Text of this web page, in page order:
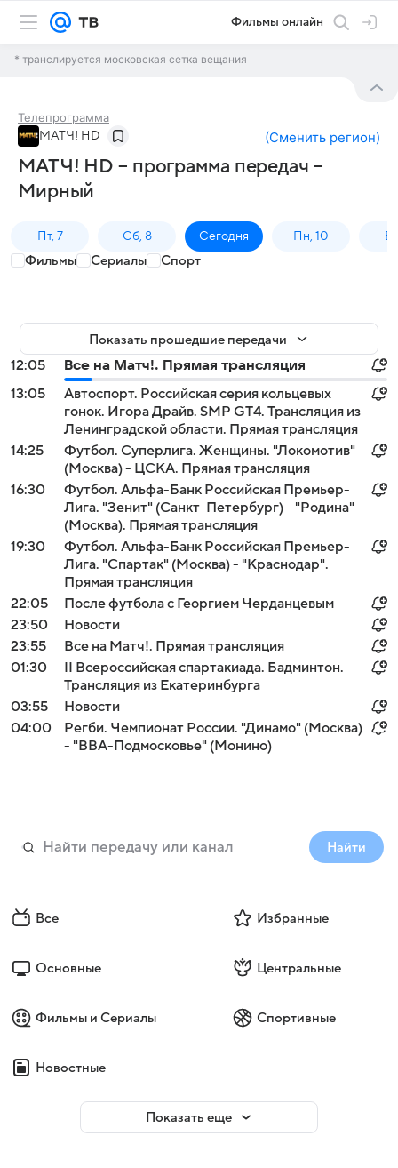
Фильмы онлайн
* транслируется московская сетка вещания
Телепрограмма
МАТЧ! HD (Сменить регион)
МАТЧ! HD – программа передач –
Мирный
Пт, 7 Сб, 8 Сегодня Пн, 10
Фильмы Сериалы Спорт
Показать прошедшие передачи
12:05
Все на Матч!. Прямая трансляция
13:05
Автоспорт. Российская серия кольцевых
гонок. Игора Драйв. SMP GT4. Трансляция из
Ленинградской области. Прямая трансляция
14:25
Футбол. Суперлига. Женщины. "Локомотив"
(Москва) - ЦСКА. Прямая трансляция
16:30
Футбол. Альфа-Банк Российская Премьер-
Лига. "Зенит" (Санкт-Петербург) - "Родина"
(Москва). Прямая трансляция
19:30
Футбол. Альфа-Банк Российская Премьер-
Лига. "Спартак" (Москва) - "Краснодар".
Прямая трансляция
22:05
После футбола с Георгием Черданцевым
23:50
Новости
23:55
Все на Матч!. Прямая трансляция
01:30
II Всероссийская спартакиада. Бадминтон.
Трансляция из Екатеринбурга
03:55
Новости
04:00
Регби. Чемпионат России. "Динамо" (Москва)
- "ВВА-Подмосковье" (Монино)
Найти
Все Избранные
Основные Центральные
Фильмы и Сериалы Спортивные
Новостные
Показать еще